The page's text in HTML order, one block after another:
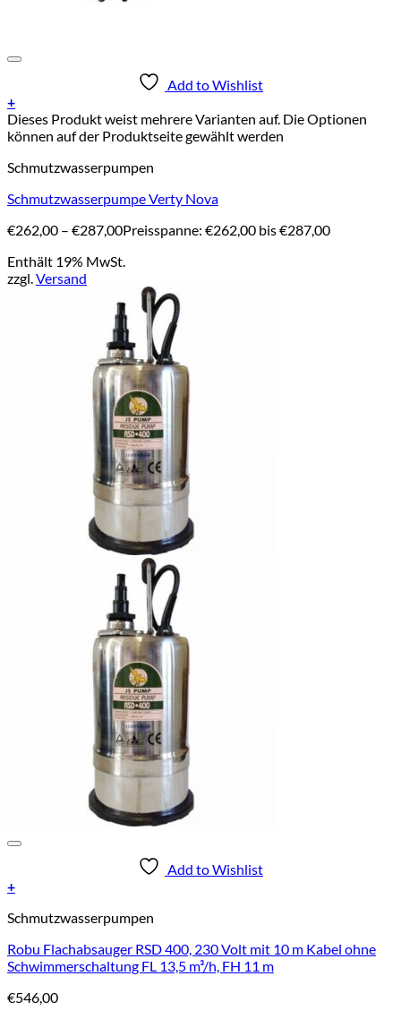
Add to Wishlist
+
Dieses Produkt weist mehrere Varianten auf. Die Optionen
können auf der Produktseite gewählt werden
Schmutzwasserpumpen
Schmutzwasserpumpe Verty Nova
€262,00 – €287,00Preisspanne: €262,00 bis €287,00
Enthält 19% MwSt.
zzgl.Versand
Add to Wishlist
+
Schmutzwasserpumpen
Robu Flachabsauger RSD 400, 230 Volt mit 10 m Kabel ohne
Schwimmerschaltung FL 13,5 m³/h, FH 11 m
€546,00